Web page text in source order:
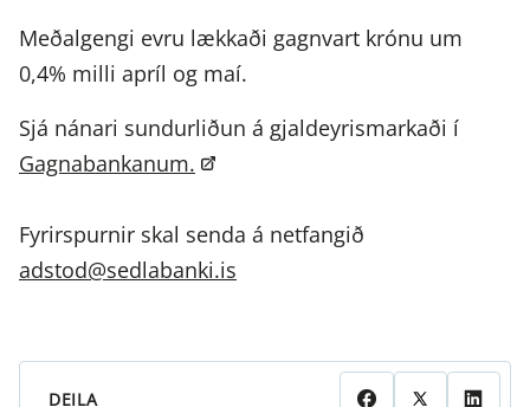
Meðalgengi evru lækkaði gagnvart krónu um
0,4% milli apríl og maí.
Sjá nánari sundurliðun á gjaldeyrismarkaði í
Gagnabankanum.
Fyrirspurnir skal senda á netfangið
adstod@sedlabanki.is
DEILA